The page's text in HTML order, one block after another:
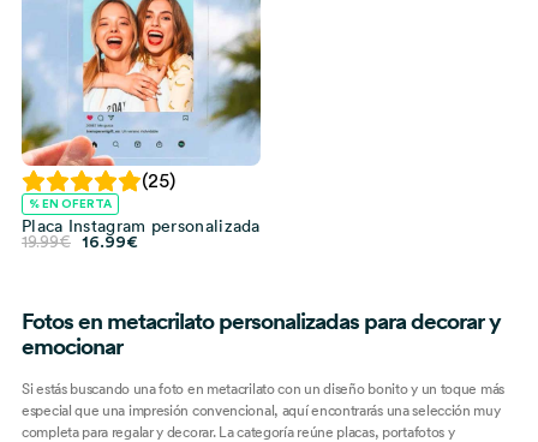
(25)
% EN OFERTA
Placa Instagram personalizada
19.99€
El
16.99€
16.99€.
Fotos en metacrilato personalizadas para decorar y
emocionar
Si estás buscando una foto en metacrilato con un diseño bonito y un toque más
especial que una impresión convencional, aquí encontrarás una selección muy
completa para regalar y decorar. La categoría reúne placas, portafotos y